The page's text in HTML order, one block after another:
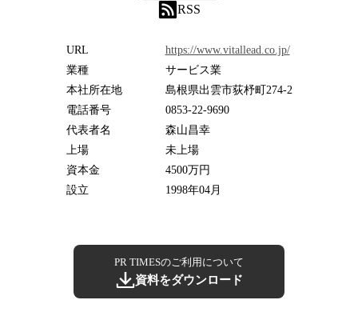
RSS
URL
https://www.vitallead.co.jp/
業種
サービス業
本社所在地
島根県出雲市荻杼町274-2
電話番号
0853-22-9690
代表者名
森山昌幸
上場
未上場
資本金
4500万円
設立
1998年04月
PR TIMESのご利用について
資料をダウンロード